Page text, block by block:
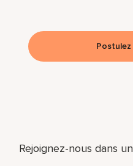
Rejoignez-nous dans